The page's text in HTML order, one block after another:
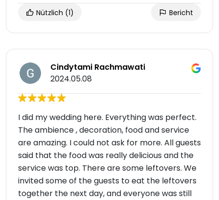
Nützlich (1) Bericht
Cindytami Rachmawati
2024.05.08
I did my wedding here. Everything was perfect.
The ambience , decoration, food and service
are amazing. I could not ask for more. All guests
said that the food was really delicious and the
service was top. There are some leftovers. We
invited some of the guests to eat the leftovers
together the next day, and everyone was still